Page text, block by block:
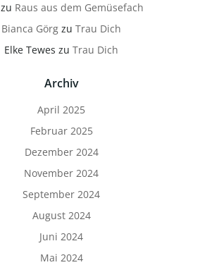
zu Raus aus dem Gemüsefach
Bianca Görg zu Trau Dich
Elke Tewes zu Trau Dich
Archiv
April 2025
Februar 2025
Dezember 2024
November 2024
September 2024
August 2024
Juni 2024
Mai 2024